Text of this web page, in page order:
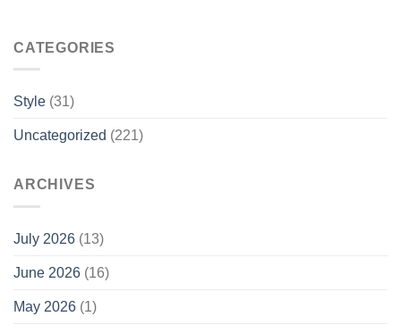
CATEGORIES
Style (31)
Uncategorized (221)
ARCHIVES
July 2026 (13)
June 2026 (16)
May 2026 (1)